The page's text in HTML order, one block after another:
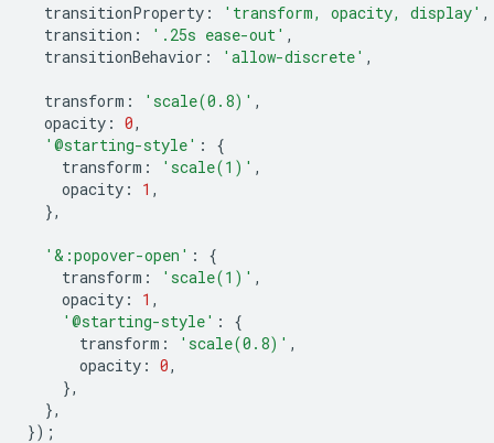
transitionProperty : 'transform, opacity, display' ,
transition : '.25s ease-out' ,
transitionBehavior : 'allow-discrete' ,
transform : 'scale(0.8)' ,
opacity : 0,
'@starting-style' :
{
transform : 'scale(1)' ,
opacity : 1 ,
},
'&:popover-open' :
{
transform : 'scale(1)' ,
opacity : 1 ,
'@starting-style' :
{
transform : 'scale(0.8)' ,
opacity : 0,
},
},
});